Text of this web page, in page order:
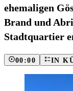
ehemaligen
Brand und
Stadtquartier
00:00 IN